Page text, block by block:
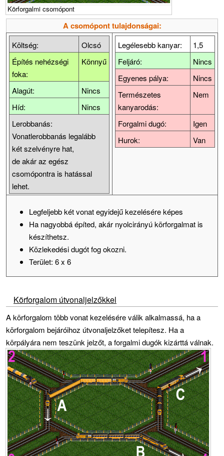
Körforgalmi csomópont
A csomópont tulajdonságai:
Költség:
Olcsó
Építés nehézségi
foka:
Könnyű
Alagút:
Nincs
Híd:
Nincs
Lerobbanás:
Vonatlerobbanás legalább
két szelvényre hat,
de akár az egész
csomópontra is hatással
lehet.
Legélesebb kanyar:
1,5
Feljáró:
Nincs
Egyenes pálya:
Nincs
Természetes
kanyarodás:
Nem
Forgalmi dugó:
Igen
Hurok:
Van
Legfeljebb két vonat egyidejű kezelésére képes
Ha nagyobbá építed, akár nyolcirányú körforgalmat is
készíthetsz.
Közlekedési dugót fog okozni.
Terület: 6 x 6
Körforgalom útvonaljelzőkkel
A körforgalom több vonat kezelésére válik alkalmassá, ha a
körforgalom bejáróihoz útvonaljelzőket telepítesz. Ha a
körpályára nem teszünk jelzőt, a forgalmi dugók kizárttá válnak.